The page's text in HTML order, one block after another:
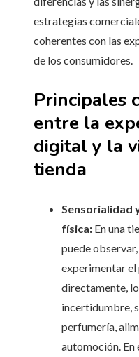
estrategias
coherentes con las
de los consumidores.
Principales
entre la
digital y la
tienda
Sensorialidad
física: En una
puede
experimentar
directamente,
incertidumbre,
perfumería,
automoción.